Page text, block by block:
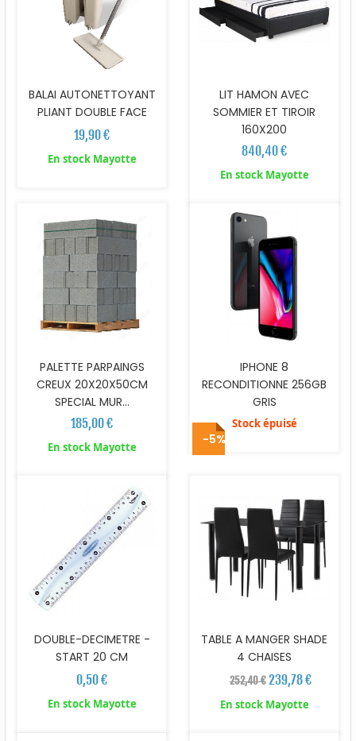
BALAI AUTONETTOYANT
PLIANT DOUBLE FACE
19,90 €
En stock Mayotte
LIT HAMON AVEC
SOMMIER ET TIROIR
160X200
840,40 €
En stock Mayotte
PALETTE PARPAINGS
CREUX 20X20X50CM
SPECIAL MUR...
185,00 €
En stock Mayotte
IPHONE 8
RECONDITIONNE 256GB
GRIS
Stock épuisé
DOUBLE-DECIMETRE -
START 20 CM
0,50 €
En stock Mayotte
-5%
TABLE A MANGER SHADE
4 CHAISES
252,40 € 239,78 €
En stock Mayotte